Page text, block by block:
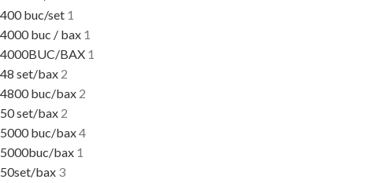
400 buc/set 1
4000 buc / bax 1
4000BUC/BAX 1
48 set/bax 2
4800 buc/bax 2
50 set/bax 2
5000 buc/bax4
5000buc/bax 1
50set/bax 3